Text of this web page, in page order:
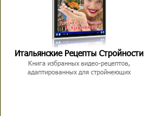
Итальянские Рецепты Стройности
Книга избранных видео-рецептов,
адаптированных для стройнеющих